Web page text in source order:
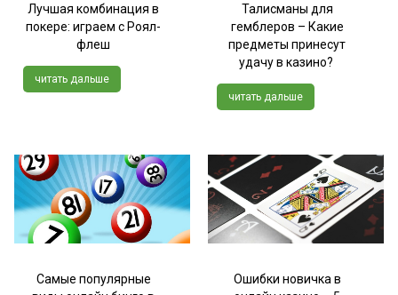
Лучшая комбинация в
покере: играем с Роял-
флеш
читать дальше
Талисманы для
гемблеров – Какие
предметы принесут
удачу в казино?
читать дальше
Самые популярные
Ошибки новичка в